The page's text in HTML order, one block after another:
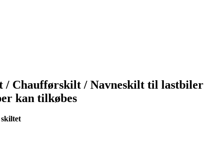
Chaufførskilt / Navneskilt til lastbiler
kan tilkøbes